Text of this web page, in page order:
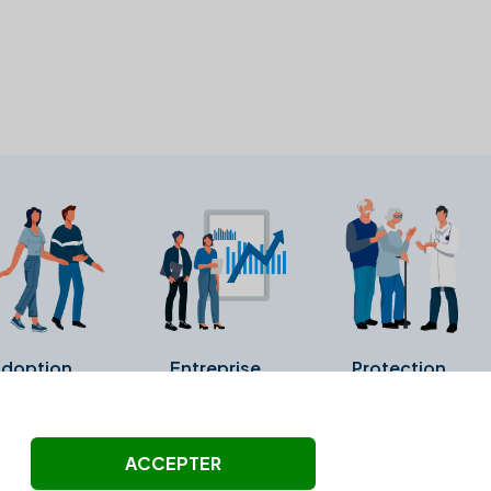
Entreprise Protection
ni été vérifiés par Alexia.fr.
ACCEPTER